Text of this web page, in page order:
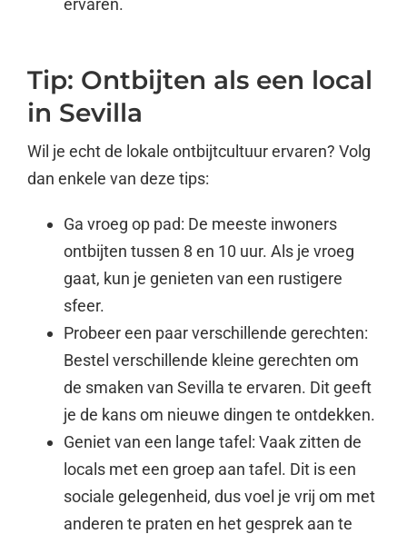
Tip: Ontbijten als een local
in Sevilla
Wil je echt de lokale ontbijtcultuur ervaren? Volg
dan enkele van deze tips:
Ga vroeg op pad: De meeste inwoners
ontbijten tussen 8 en 10 uur. Als je vroeg
gaat, kun je genieten van een rustigere
sfeer.
Probeer een paar verschillende gerechten:
Bestel verschillende kleine gerechten om
de smaken van Sevilla te ervaren. Dit geeft
je de kans om nieuwe dingen te ontdekken.
Geniet van een lange tafel: Vaak zitten de
locals met een groep aan tafel. Dit is een
sociale gelegenheid, dus voel je vrij om met
anderen te praten en het gesprek aan te